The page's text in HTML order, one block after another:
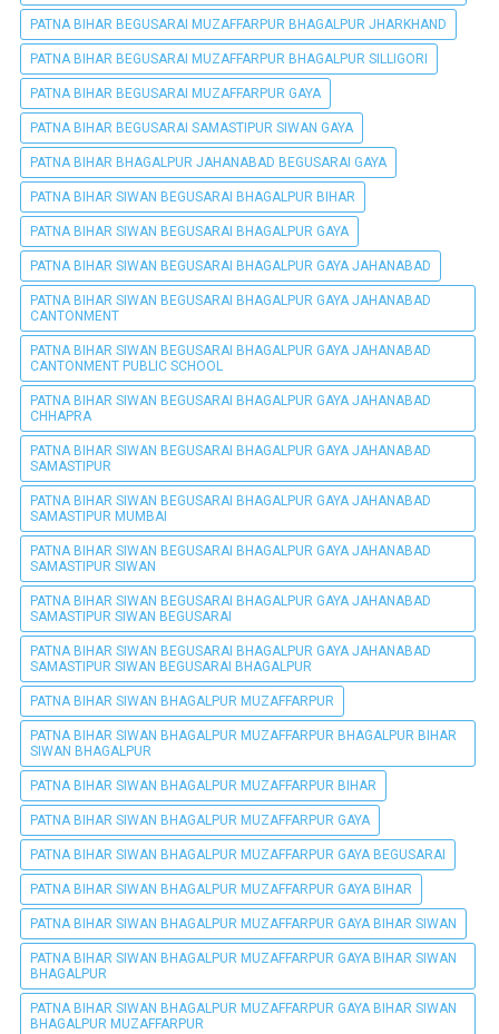
PATNA BIHAR BEGUSARAI MUZAFFARPUR BHAGALPUR JHARKHAND
PATNA BIHAR BEGUSARAI MUZAFFARPUR BHAGALPUR SILLIGORI
PATNA BIHAR BEGUSARAI MUZAFFARPUR GAYA
PATNA BIHAR BEGUSARAI SAMASTIPUR SIWAN GAYA
PATNA BIHAR BHAGALPUR JAHANABAD BEGUSARAI GAYA
PATNA BIHAR SIWAN BEGUSARAI BHAGALPUR BIHAR
PATNA BIHAR SIWAN BEGUSARAI BHAGALPUR GAYA
PATNA BIHAR SIWAN BEGUSARAI BHAGALPUR GAYA JAHANABAD
PATNA BIHAR SIWAN BEGUSARAI BHAGALPUR GAYA JAHANABAD
CANTONMENT
PATNA BIHAR SIWAN BEGUSARAI BHAGALPUR GAYA JAHANABAD
CANTONMENT PUBLIC SCHOOL
PATNA BIHAR SIWAN BEGUSARAI BHAGALPUR GAYA JAHANABAD
CHHAPRA
PATNA BIHAR SIWAN BEGUSARAI BHAGALPUR GAYA JAHANABAD
SAMASTIPUR
PATNA BIHAR SIWAN BEGUSARAI BHAGALPUR GAYA JAHANABAD
SAMASTIPUR MUMBAI
PATNA BIHAR SIWAN BEGUSARAI BHAGALPUR GAYA JAHANABAD
SAMASTIPUR SIWAN
PATNA BIHAR SIWAN BEGUSARAI BHAGALPUR GAYA JAHANABAD
SAMASTIPUR SIWAN BEGUSARAI
PATNA BIHAR SIWAN BEGUSARAI BHAGALPUR GAYA JAHANABAD
SAMASTIPUR SIWAN BEGUSARAI BHAGALPUR
PATNA BIHAR SIWAN BHAGALPUR MUZAFFARPUR
PATNA BIHAR SIWAN BHAGALPUR MUZAFFARPUR BHAGALPUR BIHAR
SIWAN BHAGALPUR
PATNA BIHAR SIWAN BHAGALPUR MUZAFFARPUR BIHAR
PATNA BIHAR SIWAN BHAGALPUR MUZAFFARPUR GAYA
PATNA BIHAR SIWAN BHAGALPUR MUZAFFARPUR GAYA BEGUSARAI
PATNA BIHAR SIWAN BHAGALPUR MUZAFFARPUR GAYA BIHAR
PATNA BIHAR SIWAN BHAGALPUR MUZAFFARPUR GAYA BIHAR SIWAN
PATNA BIHAR SIWAN BHAGALPUR MUZAFFARPUR GAYA BIHAR SIWAN
BHAGALPUR
PATNA BIHAR SIWAN BHAGALPUR MUZAFFARPUR GAYA BIHAR SIWAN
BHAGALPUR MUZAFFARPUR